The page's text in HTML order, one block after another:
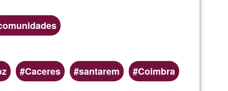
Caceres santarem
Coimbra